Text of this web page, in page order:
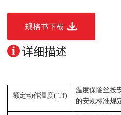
规格书下载
详细描述
额定动作温度( Tf)
温度保险丝按
的安规标准规